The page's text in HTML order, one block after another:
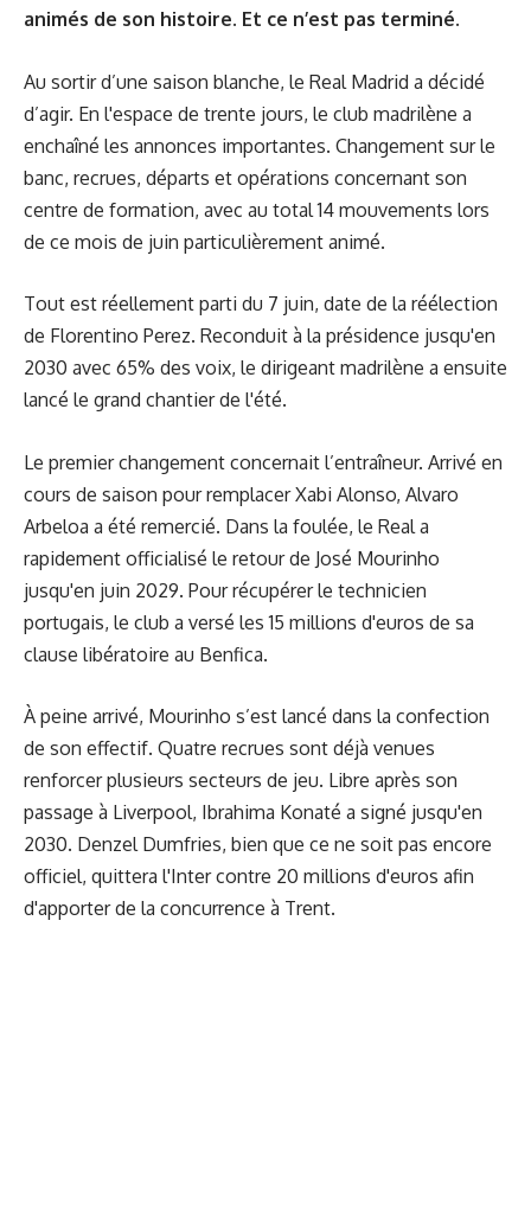
animés de son histoire. Et ce n’est pas terminé.
Au sortir d’une saison blanche, le Real Madrid a décidé
d’agir. En l'espace de trente jours, le club madrilène a
enchaîné les annonces importantes. Changement sur le
banc, recrues, départs et opérations concernant son
centre de formation, avec au total 14 mouvements lors
de ce mois de juin particulièrement animé.
Tout est réellement parti du 7 juin, date de la réélection
de Florentino Perez. Reconduit à la présidence jusqu'en
2030 avec 65% des voix, le dirigeant madrilène a ensuite
lancé le grand chantier de l'été.
Le premier changement concernait l’entraîneur. Arrivé en
cours de saison pour remplacer Xabi Alonso, Alvaro
Arbeloa a été remercié. Dans la foulée, le Real a
rapidement officialisé le retour de José Mourinho
jusqu'en juin 2029. Pour récupérer le technicien
portugais, le club a versé les 15 millions d'euros de sa
clause libératoire au Benfica.
À peine arrivé, Mourinho s’est lancé dans la confection
de son effectif. Quatre recrues sont déjà venues
renforcer plusieurs secteurs de jeu. Libre après son
passage à Liverpool, Ibrahima Konaté a signé jusqu'en
2030. Denzel Dumfries, bien que ce ne soit pas encore
officiel, quittera l'Inter contre 20 millions d'euros afin
d'apporter de la concurrence à Trent.